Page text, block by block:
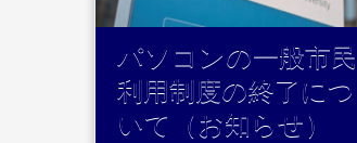
パソコンの一般市民
利用制度の終了につ
いて（お知らせ）